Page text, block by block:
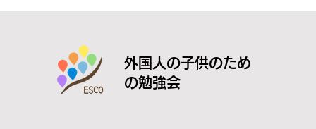
外国人の子供のため
の勉強会